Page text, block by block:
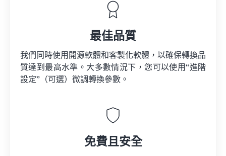
最佳品質
我們同時使用開源軟體和客製化軟體，以確保轉換品
質達到最高水準。大多數情況下，您可以使用“進階
設定”（可選）微調轉換參數。
免費且安全